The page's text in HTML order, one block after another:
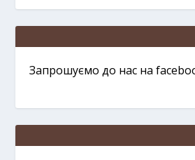
Запрошуємо до нас на